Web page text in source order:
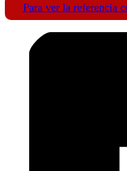
Para ver la referencia